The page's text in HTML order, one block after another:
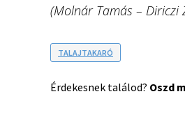
(Molnár Tamás –
TALAJTAKARÓ
Érdekesnek találod? Oszd